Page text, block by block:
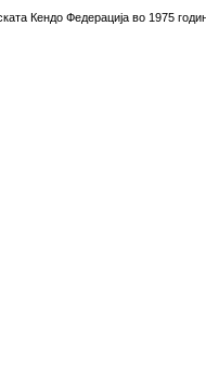
Кендо Федерација во 1975